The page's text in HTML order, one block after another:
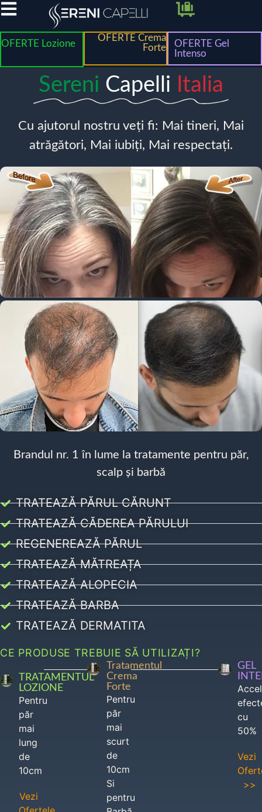
OFERTE Lozione
OFERTE Crema
Forte
OFERTE Gel
Intenso
Sereni Capelli Italia
Cu ajutorul nostru veți fi: Mai tineri, Mai
atrăgători, Mai iubiți, Mai respectați.
Brandul nr. 1 în lume la tratamente pentru păr,
scalp și barbă
TRATEAZĂ PĂRUL CĂRUNT
TRATEAZĂ CĂDEREA PĂRULUI
REGENEREAZĂ PĂRUL
TRATEAZĂ MĂTREAȚA
TRATEAZĂ ALOPECIA
TRATEAZĂ BARBA
TRATEAZĂ DERMATITA
CE PRODUSE TREBUIE SĂ UTILIZAȚI?
TRATAMENTUL
LOZIONE
Pentru
păr
mai
lung
de
10cm
Vezi
Tratamentul
Crema
Forte
Pentru
păr
mai
scurt
de
10cm
Si
pentru
GEL
cu
50%
Vezi
>>